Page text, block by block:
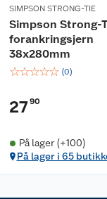
SIMPSON STRONG-TIE
Simpson Strong-
forankringsjern
38x280mm
☆☆☆☆☆ (0)
2790
På lager (+100)
På lager i 65